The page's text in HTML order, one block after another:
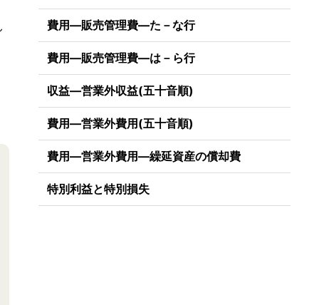
費用―販売管理費―た－な行
費用―販売管理費―は－ら行
収益―営業外収益(五十音順)
費用―営業外費用(五十音順)
費用―営業外費用―繰延資産の償却費
特別利益と特別損失